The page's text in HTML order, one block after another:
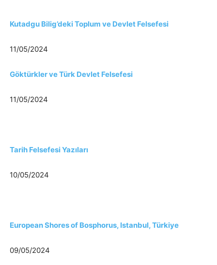
Kutadgu Bilig’deki Toplum ve Devlet Felsefesi
11/05/2024
Göktürkler ve Türk Devlet Felsefesi
11/05/2024
Tarih Felsefesi Yazıları
10/05/2024
European Shores of Bosphorus, Istanbul, Türkiye
09/05/2024